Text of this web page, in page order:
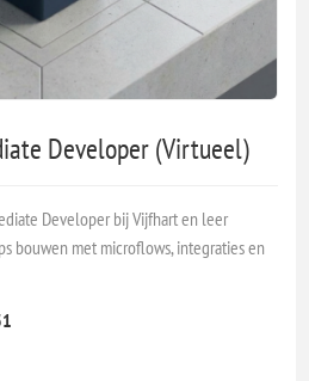
Developer (Virtueel)
Developer bij Vijfhart en leer
bouwen met microflows, integraties en